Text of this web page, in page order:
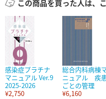
この商品を買った人は、
感染症プラチナ
マニュアル Ver.9
2025-2026
¥2,750
総合内科病棟
ニュアル 疾
ごとの管理
¥6,160